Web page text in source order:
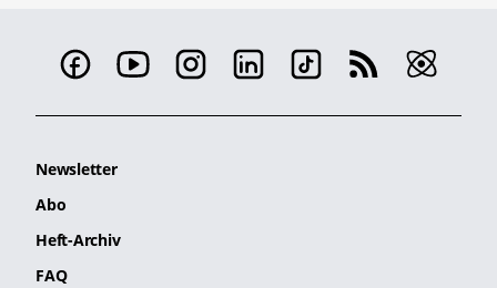
Newsletter
Abo
Heft-Archiv
FAQ